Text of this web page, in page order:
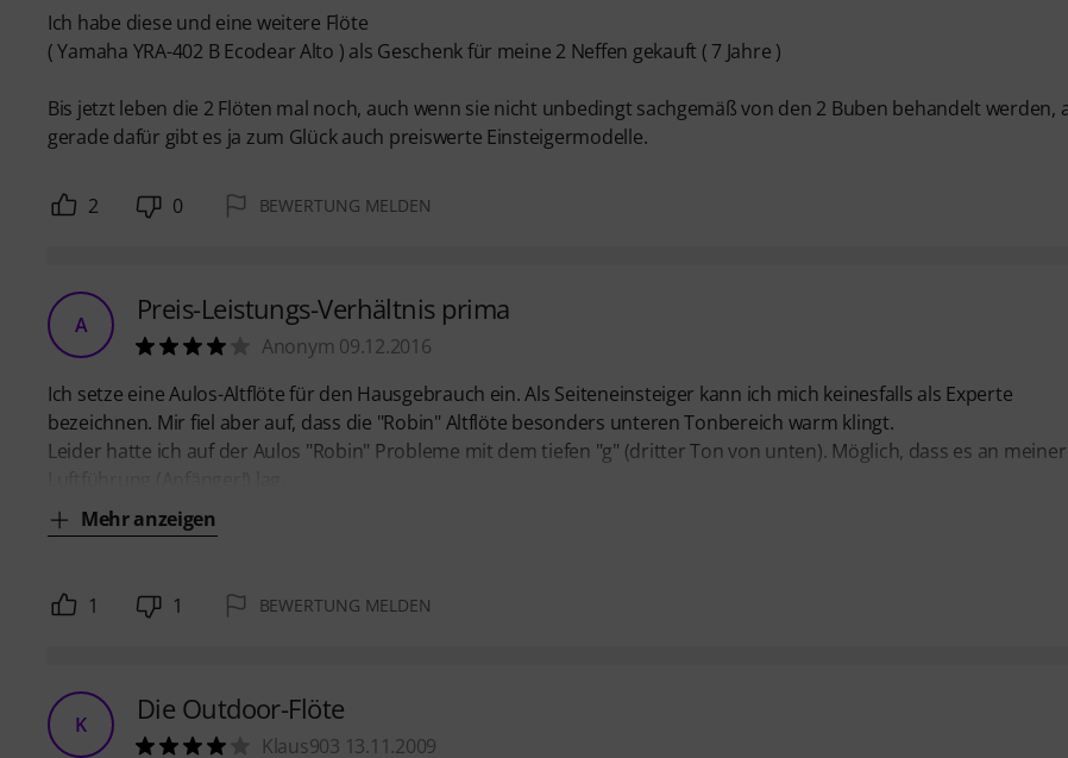
Ich habe diese und eine weitere Flöte
( Yamaha YRA-402 B Ecodear Alto ) als Geschenk für meine 2 Neffen gekauft ( 7 Jahre )
Bis jetzt leben die 2 Flöten mal noch, auch wenn sie nicht unbedingt sachgemäß von den 2 Buben behandelt werden,
gerade dafür gibt es ja zum Glück auch preiswerte Einsteigermodelle.
2 0 BEWERTUNG MELDEN
A Preis-Leistungs-Verhältnis prima
Anonym 09.12.2016
Ich setze eine Aulos-Altflöte für den Hausgebrauch ein. Als Seiteneinsteiger kann ich mich keinesfalls als Experte
bezeichnen. Mir fiel aber auf, dass die "Robin" Altflöte besonders unteren Tonbereich warm klingt.
Leider hatte ich auf der Aulos "Robin" Probleme mit dem tiefen "g" (dritter Ton von unten). Möglich, dass es an meiner
Mehr anzeigen
1 1 BEWERTUNG MELDEN
K Die Outdoor-Flöte
Klaus903 13.11.2009